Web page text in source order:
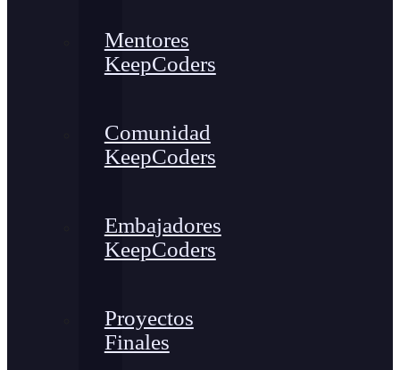
Mentores
KeepCoders
Comunidad
KeepCoders
Embajadores
KeepCoders
Proyectos
Finales